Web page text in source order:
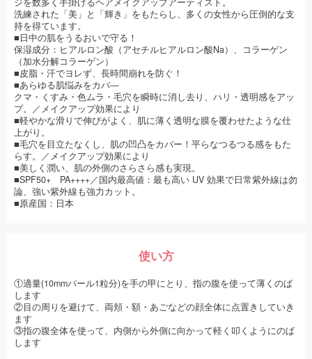
洗練された「美」と「輝き」をもたらし、多くの女性から圧倒的な支
持を得ています。
■日中の肌をうるおいで守る！
保湿成分：ヒアルロン酸（アセチルヒアルロン酸Na）、コラーゲン
（加水分解コラーゲン）
■皮脂・汗でヨレず、長時間崩れを防ぐ！
■あらゆる肌悩みをカバ—
クマ・くすみ・色ムラ・毛穴を瞬時に消し去り、ハリ・透明感をアッ
プ。／メイクアップ効果により
■軽やかな滑りで伸びがよく、肌に薄く透明な膜を覆わせたような仕
上がり。
■毛穴を目立たなくし、肌の凹凸をカバー！平らなつるつる感をもた
らす。／メイクアップ効果により
■美しく潤い、肌の外側のさらさら感も実現。
■SPF50+ PA++++／国内最高値：最も高い UV 効果で日常紫外線は勿
論、強い紫外線も強力カット。
■原産国：日本
使い方
①適量(10mmパール1粒分)を手の甲にとり、指の腹を使って薄くのば
します
②目の周りを避けて、両頬・額・あごなどの顔全体に点置きしていき
ます
③指の腹全体を使って、内側から外側に向かって軽く叩くようにのば
します